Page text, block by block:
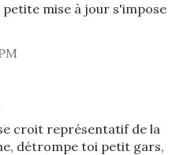
mise à jour s'impose
croit représentatif de la
détrompe toi petit gars,